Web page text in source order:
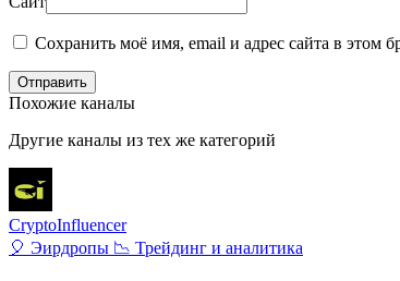
Сохранить моё имя, email и адрес сайта в этом
Отправить
Похожие каналы
Другие каналы из тех же категорий
CryptoInfluencer
🎈 Эирдропы 📉 Трейдинг и аналитика